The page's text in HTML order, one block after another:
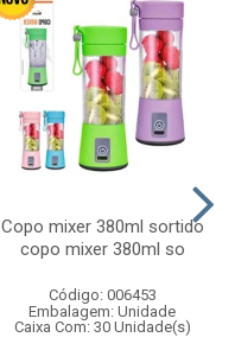
Copo mixer 380ml sortido
copo mixer 380ml so
Código: 006453
Embalagem: Unidade
Caixa Com: 30 Unidade(s)